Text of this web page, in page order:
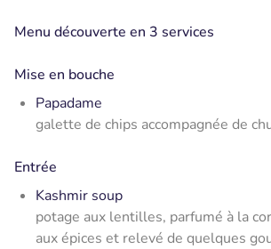
Menu découverte en 3 services
Mise en bouche
Papadame
galette de chips accompagnée de
Entrée
Kashmir soup
potage aux lentilles, parfumé à la
aux épices et relevé de quelques